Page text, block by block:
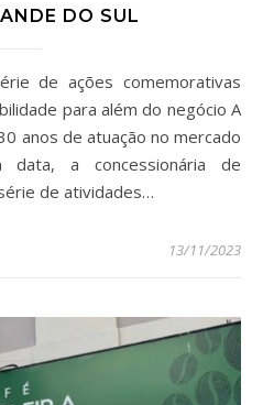
DO SUL
para além do negócio A
anos de atuação no mercado
data, a concessionária de
de atividades…
13/11/2023